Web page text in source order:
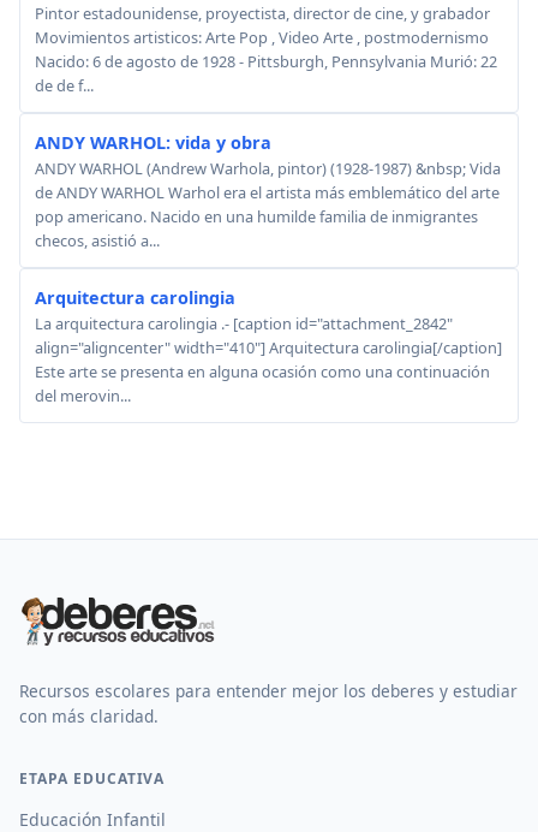
Pintor estadounidense, proyectista, director de cine, y grabador
Movimientos artisticos: Arte Pop , Video Arte , postmodernismo
Nacido: 6 de agosto de 1928 - Pittsburgh, Pennsylvania Murió: 22
de de f...
ANDY WARHOL: vida y obra
ANDY WARHOL (Andrew Warhola, pintor) (1928-1987) &nbsp; Vida
de ANDY WARHOL Warhol era el artista más emblemático del arte
pop americano. Nacido en una humilde familia de inmigrantes
checos, asistió a...
Arquitectura carolingia
La arquitectura carolingia .- [caption id="attachment_2842"
align="aligncenter" width="410"] Arquitectura carolingia[/caption]
Este arte se presenta en alguna ocasión como una continuación
del merovin...
Recursos escolares para entender mejor los deberes y estudiar
con más claridad.
ETAPA EDUCATIVA
Educación Infantil